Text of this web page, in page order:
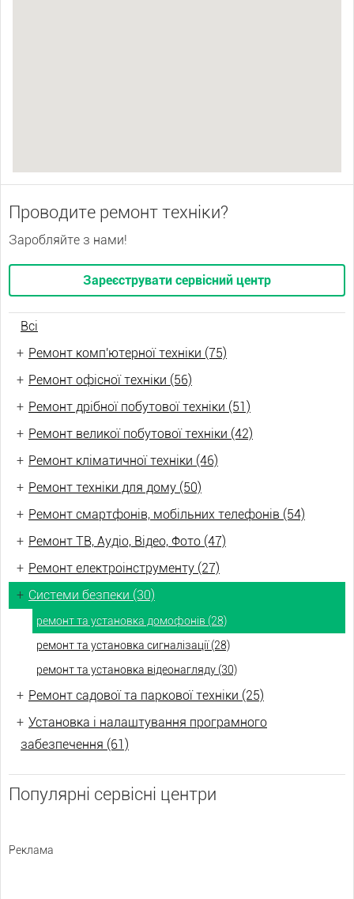
Проводите ремонт техніки?
Заробляйте з нами!
Зареєструвати сервісний центр
Всі
+ Ремонт комп'ютерної техніки (75)
+ Ремонт офісної техніки (56)
+ Ремонт дрібної побутової техніки (51)
+ Ремонт великої побутової техніки (42)
+ Ремонт кліматичної техніки (46)
+ Ремонт техніки для дому (50)
+ Ремонт смартфонів, мобільних телефонів (54)
+ Ремонт ТВ, Аудіо, Відео, Фото (47)
+ Ремонт електроінструменту (27)
+ Системи безпеки (30)
ремонт та установка домофонів (28)
ремонт та установка сигналізації (28)
ремонт та установка відеонагляду (30)
+ Ремонт садової та паркової техніки (25)
+ Установка і налаштування програмного
забезпечення (61)
Популярні сервісні центри
Реклама